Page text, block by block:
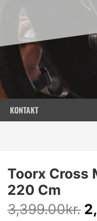
KONTAKT
Toorx Cross
220 Cm
3,399.00kr.